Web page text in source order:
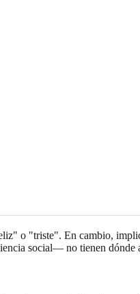
o "triste". En cambio,
social— no tienen dónde